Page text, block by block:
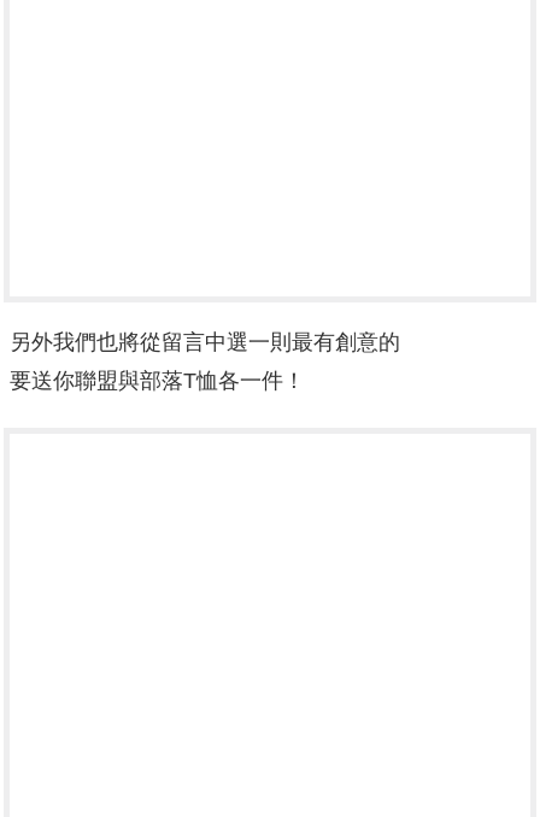
另外我們也將從留言中選一則最有創意的
要送你聯盟與部落T恤各一件！